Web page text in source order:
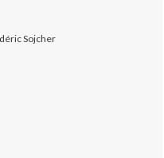
Sojcher